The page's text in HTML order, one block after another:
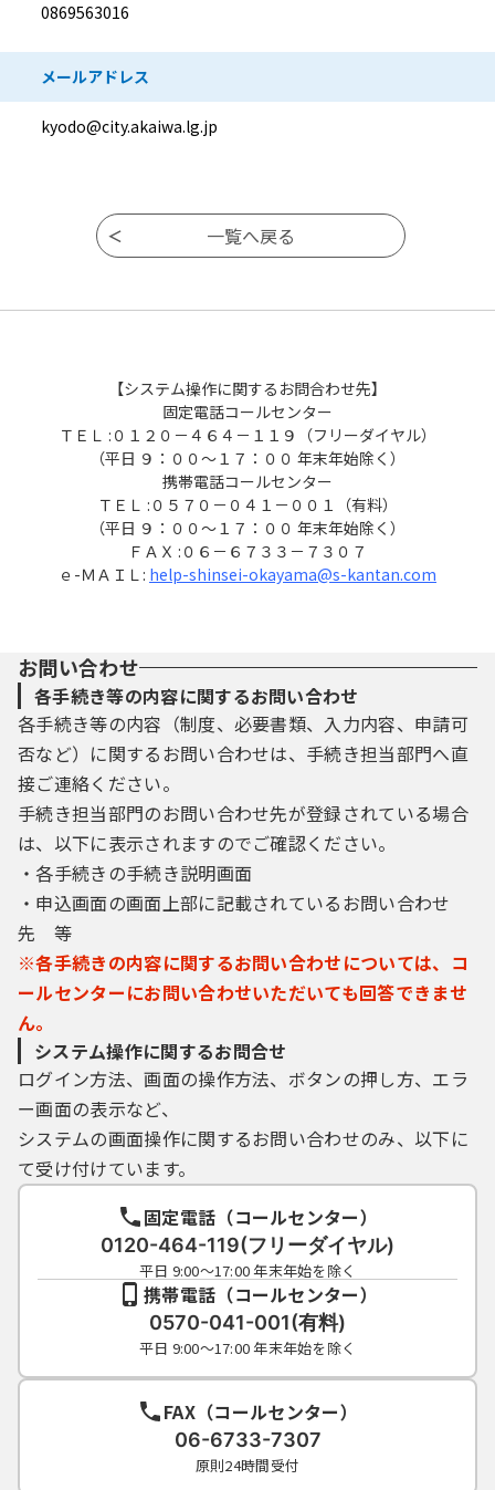
0869563016
メールアドレス
kyodo@city.akaiwa.lg.jp
【システム操作に関するお問合わせ先】
固定電話コールセンター
ＴＥＬ :０１２０－４６４－１１９（フリーダイヤル）
（平日 ９：００～１７：００ 年末年始除く）
携帯電話コールセンター
ＴＥＬ :０５７０－０４１－００１（有料）
（平日 ９：００～１７：００ 年末年始除く）
ＦＡＸ :０６－６７３３－７３０７
ｅ-ＭＡＩＬ: help-shinsei-okayama@s-kantan.com
お問い合わせ
各手続き等の内容に関するお問い合わせ
各手続き等の内容（制度、必要書類、入力内容、申請可
否など）に関するお問い合わせは、手続き担当部門へ直
接ご連絡ください。
手続き担当部門のお問い合わせ先が登録されている場合
は、以下に表示されますのでご確認ください。
・各手続きの手続き説明画面
・申込画面の画面上部に記載されているお問い合わせ
先 等
※各手続きの内容に関するお問い合わせについては、コ
ールセンターにお問い合わせいただいても回答できませ
ん。
システム操作に関するお問合せ
ログイン方法、画面の操作方法、ボタンの押し方、エラ
ー画面の表示など、
システムの画面操作に関するお問い合わせのみ、以下に
て受け付けています。
固定電話（コールセンター）
0120-464-119(フリーダイヤル)
平日 9:00～17:00 年末年始を除く
携帯電話（コールセンター）
0570-041-001(有料)
平日 9:00～17:00 年末年始を除く
FAX（コールセンター）
06-6733-7307
原則24時間受付